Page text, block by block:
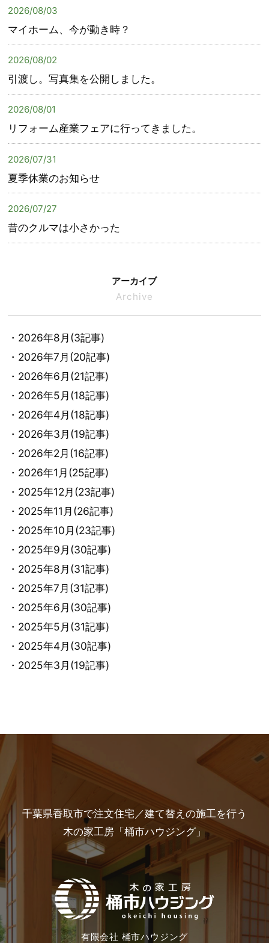
2026/08/03
マイホーム、今が動き時？
2026/08/02
引渡し。写真集を公開しました。
2026/08/01
リフォーム産業フェアに行ってきました。
2026/07/31
夏季休業のお知らせ
2026/07/27
昔のクルマは小さかった
アーカイブ
Archive
・2026年8月(3記事)
・2026年7月(20記事)
・2026年6月(21記事)
・2026年5月(18記事)
・2026年4月(18記事)
・2026年3月(19記事)
・2026年2月(16記事)
・2026年1月(25記事)
・2025年12月(23記事)
・2025年11月(26記事)
・2025年10月(23記事)
・2025年9月(30記事)
・2025年8月(31記事)
・2025年7月(31記事)
・2025年6月(30記事)
・2025年5月(31記事)
・2025年4月(30記事)
・2025年3月(19記事)
千葉県香取市で注文住宅／建て替えの施工を行う
木の家工房「桶市ハウジング」
有限会社 桶市ハウジング